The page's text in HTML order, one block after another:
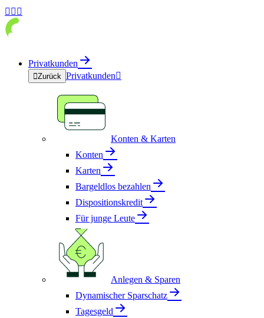
  
Privatkunden
Zurück Privatkunden
Konten & Karten
Konten
Karten
Bargeldlos bezahlen
Dispositionskredit
Für junge Leute
Anlegen & Sparen
Dynamischer Sparschatz
Tagesgeld